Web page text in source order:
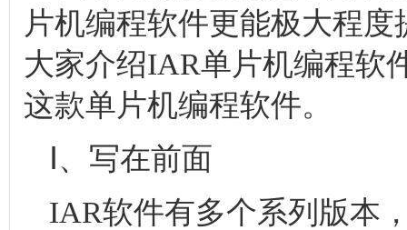
片机编程软件更能极大程
大家介绍IAR单片机编程软
这款单片机编程软件。
Ⅰ、写在前面
IAR软件有多个系列版本